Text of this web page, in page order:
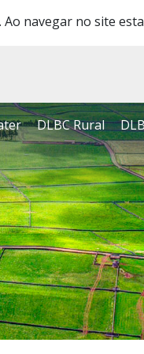
navegar no site
DLBC Rural